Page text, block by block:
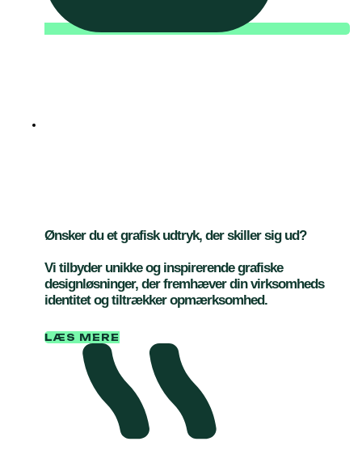
Ønsker du et grafisk udtryk, der skiller sig ud?
Vi tilbyder unikke og inspirerende grafiske
designløsninger, der fremhæver din virksomheds
identitet og tiltrækker opmærksomhed.
LÆS MERE